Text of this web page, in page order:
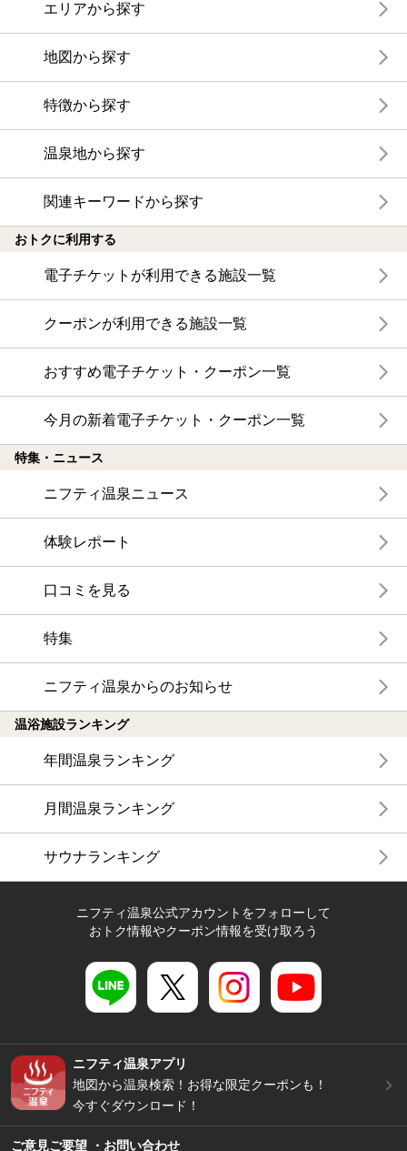
エリアから探す
地図から探す
特徴から探す
温泉地から探す
関連キーワードから探す
おトクに利用する
電子チケットが利用できる施設一覧
クーポンが利用できる施設一覧
おすすめ電子チケット・クーポン一覧
今月の新着電子チケット・クーポン一覧
特集・ニュース
ニフティ温泉ニュース
体験レポート
口コミを見る
特集
ニフティ温泉からのお知らせ
温浴施設ランキング
年間温泉ランキング
月間温泉ランキング
サウナランキング
ニフティ温泉公式アカウントをフォローして
おトク情報やクーポン情報を受け取ろう
ニフティ温泉アプリ
地図から温泉検索！お得な限定クーポンも！
今すぐダウンロード！
ご意見ご要望 ・お問い合わせ